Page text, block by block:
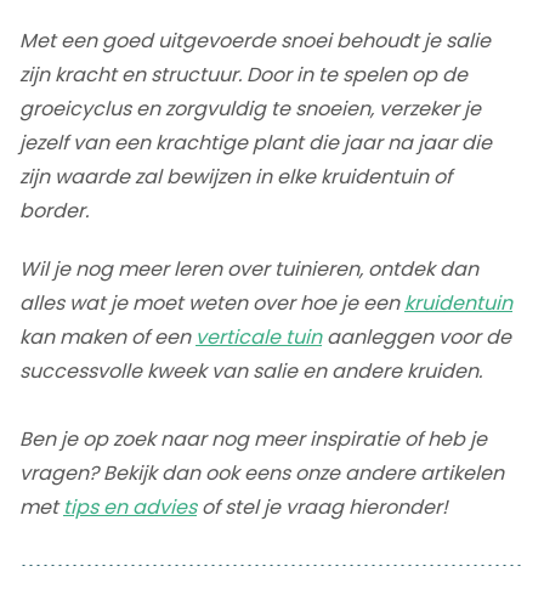
Met een goed uitgevoerde snoei behoudt je salie
zijn kracht en structuur. Door in te spelen op de
groeicyclus en zorgvuldig te snoeien, verzeker je
jezelf van een krachtige plant die jaar na jaar die
zijn waarde zal bewijzen in elke kruidentuin of
border.
Wil je nog meer leren over tuinieren, ontdek dan
alles wat je moet weten over hoe je eenkruidentuin
kan maken of een verticale tuinaanleggen voor de
successvolle kweek van salie en andere kruiden.
Ben je op zoek naar nog meer inspiratie of heb je
vragen? Bekijk dan ook eens onze andere artikelen
mettips en adviesof stel je vraag hieronder!